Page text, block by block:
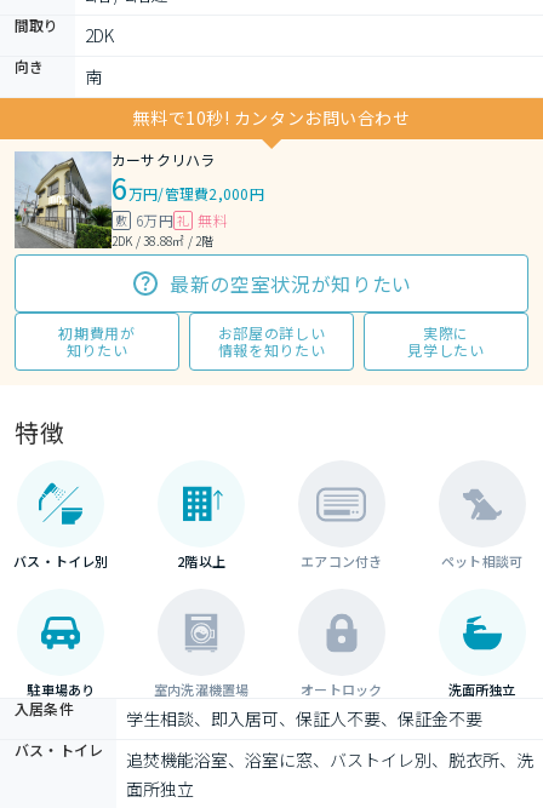
間取り 2DK
向き
南
無料で10秒! カンタンお問い合わせ
カーサクリハラ
6万円/管理費2,000円
敷 6万円 礼 無料
2DK / 38.88㎡ / 2階
最新の空室状況が知りたい
初期費用が
知りたい
お部屋の詳しい
情報を知りたい
実際に
見学したい
特徴
バス・トイレ別 2階以上 エアコン付き ペット相談可
駐車場あり 室内洗濯機置場 オートロック 洗面所独立
入居条件 学生相談、即入居可、保証人不要、保証金不要
バス・トイレ
追焚機能浴室、浴室に窓、バストイレ別、脱衣所、洗
面所独立